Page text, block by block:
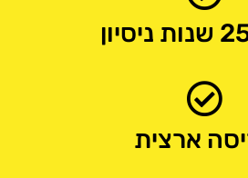
ארצית